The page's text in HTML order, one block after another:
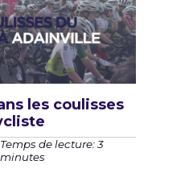
les coulisses
Temps de lecture: 3
minutes